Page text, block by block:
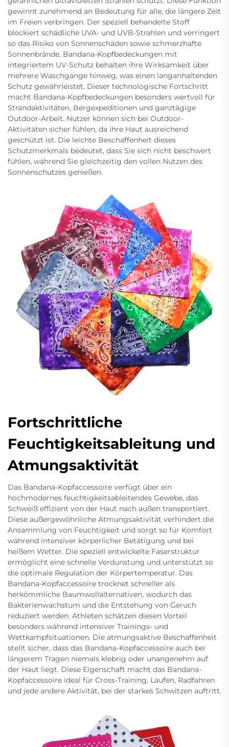
gewinnt zunehmend an Bedeutung für alle, die längere Zeit
im Freien verbringen. Der speziell behandelte Stoff
blockiert schädliche UVA- und UVB-Strahlen und verringert
so das Risiko von Sonnenschäden sowie schmerzhafte
Sonnenbrände. Bandana-Kopfbedeckungen mit
integriertem UV-Schutz behalten ihre Wirksamkeit über
mehrere Waschgänge hinweg, was einen langanhaltenden
Schutz gewährleistet. Dieser technologische Fortschritt
macht Bandana-Kopfbedeckungen besonders wertvoll für
Strandaktivitäten, Bergexpeditionen und ganztägige
Outdoor-Arbeit. Nutzer können sich bei Outdoor-
Aktivitäten sicher fühlen, da ihre Haut ausreichend
geschützt ist. Die leichte Beschaffenheit dieses
Schutzmerkmals bedeutet, dass Sie sich nicht beschwert
fühlen, während Sie gleichzeitig den vollen Nutzen des
Sonnenschutzes genießen.
Fortschrittliche
Feuchtigkeitsableitung und
Atmungsaktivität
Das Bandana-Kopfaccessoire verfügt über ein
hochmodernes feuchtigkeitsableitendes Gewebe, das
Schweiß effizient von der Haut nach außen transportiert.
Diese außergewöhnliche Atmungsaktivität verhindert die
Ansammlung von Feuchtigkeit und sorgt so für Komfort
während intensiver körperlicher Betätigung und bei
heißem Wetter. Die speziell entwickelte Faserstruktur
ermöglicht eine schnelle Verdunstung und unterstützt so
die optimale Regulation der Körpertemperatur. Das
Bandana-Kopfaccessoire trocknet schneller als
herkömmliche Baumwollalternativen, wodurch das
Bakterienwachstum und die Entstehung von Geruch
reduziert werden. Athleten schätzen diesen Vorteil
besonders während intensiver Trainings- und
Wettkampfsituationen. Die atmungsaktive Beschaffenheit
stellt sicher, dass das Bandana-Kopfaccessoire auch bei
längerem Tragen niemals klebrig oder unangenehm auf
der Haut liegt. Diese Eigenschaft macht das Bandana-
Kopfaccessoire ideal für Cross-Training, Laufen, Radfahren
und jede andere Aktivität, bei der starkes Schwitzen auftritt.